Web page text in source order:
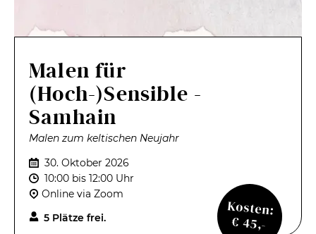
Malen für
(Hoch-)Sensible -
Samhain
Malen zum keltischen Neujahr
30. Oktober 2026
10:00 bis 12:00 Uhr
Online via Zoom
5 Plätze frei.
Kosten:
€ 45,-